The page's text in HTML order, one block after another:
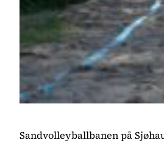
Sandvolleyballbanen på